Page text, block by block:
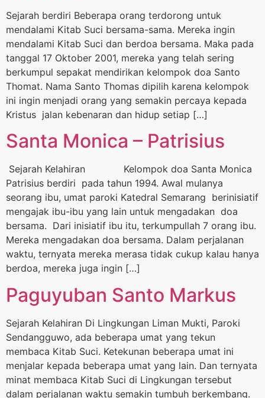
Sejarah berdiri Beberapa orang terdorong untuk
mendalami Kitab Suci bersama-sama. Mereka ingin
mendalami Kitab Suci dan berdoa bersama. Maka pada
tanggal 17 Oktober 2001, mereka yang telah sering
berkumpul sepakat mendirikan kelompok doa Santo
Thomat. Nama Santo Thomas dipilih karena kelompok
ini ingin menjadi orang yang semakin percaya kepada
Kristus jalan kebenaran dan hidup setiap […]
Santa Monica – Patrisius
Sejarah Kelahiran Kelompok doa Santa Monica
Patrisius berdiri pada tahun 1994. Awal mulanya
seorang ibu, umat paroki Katedral Semarang berinisiatif
mengajak ibu-ibu yang lain untuk mengadakan doa
bersama. Dari inisiatif ibu itu, terkumpullah 7 orang ibu.
Mereka mengadakan doa bersama. Dalam perjalanan
waktu, ternyata mereka merasa tidak cukup kalau hanya
berdoa, mereka juga ingin […]
Paguyuban Santo Markus
Sejarah Kelahiran Di Lingkungan Liman Mukti, Paroki
Sendangguwo, ada beberapa umat yang tekun
membaca Kitab Suci. Ketekunan beberapa umat ini
menjalar kepada beberapa umat yang lain. Dan ternyata
minat membaca Kitab Suci di Lingkungan tersebut
dalam perjalanan waktu semakin tumbuh berkembang.